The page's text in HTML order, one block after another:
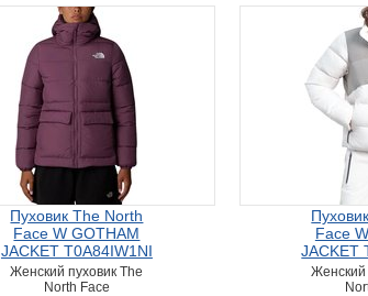
Пуховик The North
Face W GOTHAM
JACKET T0A84IW1NI
Женский пуховик The
North Face
Face
JACKET
Женский